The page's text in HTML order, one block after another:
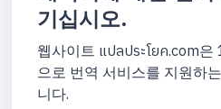
기십시오.
웹사이트 แปลประโยค.com
으로 번역 서비스를 지원하
니다.